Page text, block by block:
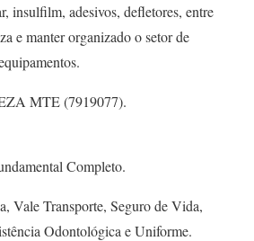
insulfilm, adesivos, defletores, entre
e manter organizado o setor de
MTE (7919077).
Completo.
Vale Transporte, Seguro de Vida,
Odontológica e Uniforme.